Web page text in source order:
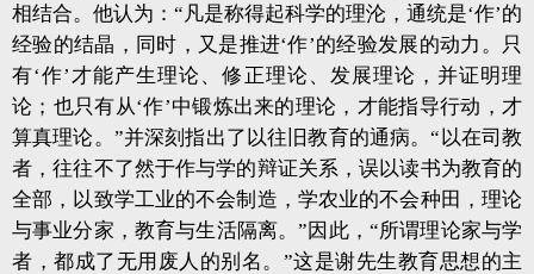
相结合。他认为：“凡是称得起科学的理沦，通统是‘作’的
经验的结晶，同时，又是推进‘作’的经验发展的动力。只
有‘作’才能产生理论、修正理论、发展理论，并证明理
论；也只有从‘作’中锻炼出来的理论，才能指导行动，才
算真理论。”并深刻指出了以往旧教育的通病。“以在司教
者，往往不了然于作与学的辩证关系，误以读书为教育的
全部，以致学工业的不会制造，学农业的不会种田，理论
与事业分家，教育与生活隔离。”因此，“所谓理论家与学
者，都成了无用废人的别名。”这是谢先生教育思想的主